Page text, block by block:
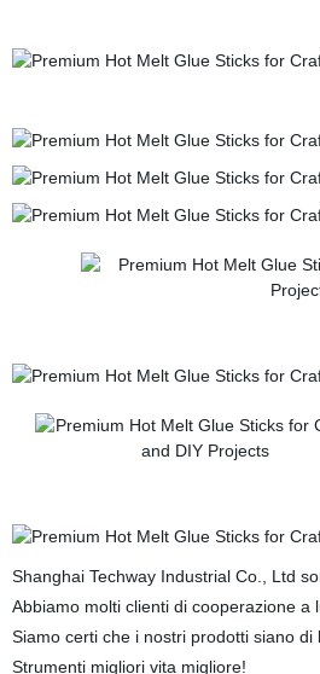
Shanghai Techway Industrial Co., Ltd
Abbiamo molti clienti di cooperazione a
Siamo certi che i nostri prodotti siano
Strumenti migliori vita migliore!